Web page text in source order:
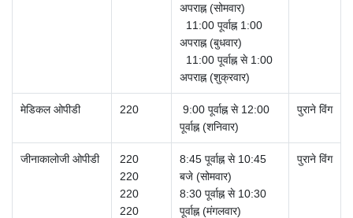
अपराह्न (सोमवार)
11:00 पूर्वाह्न 1:00
अपराह्न (बुधवार)
11:00 पूर्वाह्न से 1:00
अपराह्न (शुक्रवार)
मेडिकल ओपीडी 220
9:00 पूर्वाह्न से 12:00
पूर्वाह्न (शनिवार)
पुराने विंग
जीनाकालोजी ओपीडी
220
220
220
220
8:45 पूर्वाह्न से 10:45
बजे (सोमवार)
8:30 पूर्वाह्न से 10:30
पूर्वाह्न (मंगलवार)
पुराने विंग